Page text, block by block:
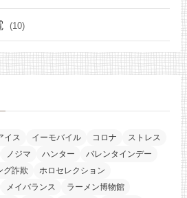
(10)
イス イーモバイル コロナ
ストレス
ノジマ ハンター
バレンタインデー
グ詐欺
ホロセレクション
メイバランス
ラーメン博物館